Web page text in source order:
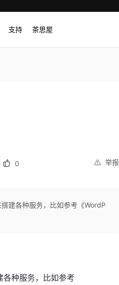
支持 茶思屋
举报
0
建各种服务，比如参考《WordP
种服务，比如参考